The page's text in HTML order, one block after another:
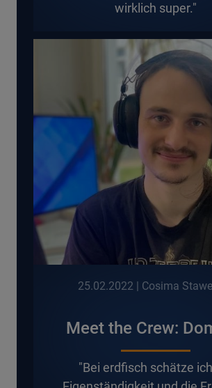
wirklich super."
25.02.2022 | Cosima
Meet the Crew:
"Bei erdfisch schätze